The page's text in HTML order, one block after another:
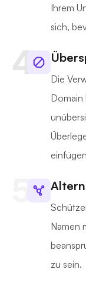
Ihrem
sich,
Die
Domain
Namen
zu sein.